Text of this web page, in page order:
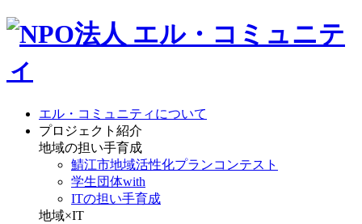
エル・コミュニティについて
プロジェクト紹介
地域の担い手育成
鯖江市地域活性化プランコンテスト
学生団体with
ITの担い手育成
地域×IT